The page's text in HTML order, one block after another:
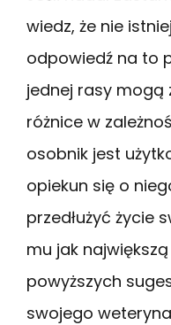
wiedz, że nie
odpowiedź na to
jednej rasy
różnice w
osobnik jest
opiekun się o
przedłużyć życie
mu jak
powyższych
swojego